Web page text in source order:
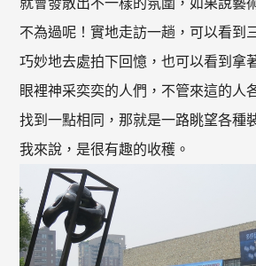
不為過呢！實地走訪一趟，可以看到
巧妙地去處拍下回憶，也可以看到拿
眼裡神采奕奕的人們，不管來這的人
找到一點相同，那就是一路眺望各種
我來說，是很有趣的收穫。